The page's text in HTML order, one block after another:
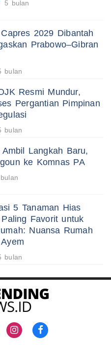
5 bulan
2029 Dibantah
Prabowo–Gibran
bulan
Resmi Mundur,
Pergantian Pimpinan
bulan
Langkah Baru,
ke Komnas PA
5 Tanaman Hias
Favorit untuk
Nuansa Rumah
bulan